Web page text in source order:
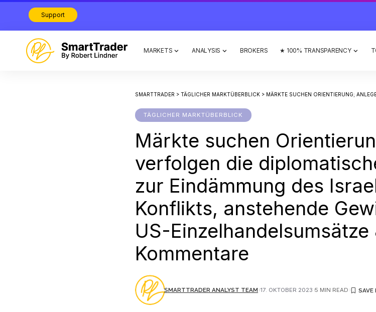
Support
MARKETS ANALYSIS BROKERS ★ 100% TRANSPARENCY
SMARTTRADER > TÄGLICHER MARKTÜBERBLICK> MÄRKTE SUCHEN ORIENTIERUNG; ANLEGER VERFOLGEN DIE DIPLOMATISCHEN BEMÜHUNGEN
TÄGLICHER MARKTÜBERBLICK
Märkte suchen
verfolgen die
zur Eindämmung des
Konflikts, anstehende
US-
Kommentare
SMARTTRADER ANALYST TEAM 17. OKTOBER 2023 5 MIN READ